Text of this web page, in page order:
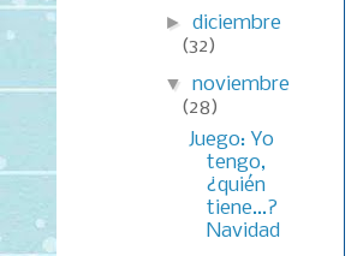
►diciembre
(32)
▼noviembre
(28)
Juego: Yo
tengo,
¿quién
tiene...?
Navidad